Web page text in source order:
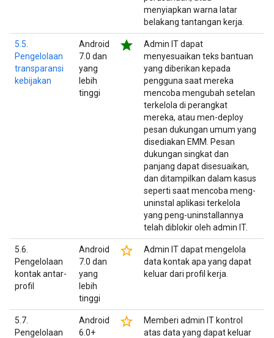
menyiapkan warna latar
belakang tantangan kerja.
5.5.
Pengelolaan
transparansi
kebijakan
Android
7.0 dan
yang
lebih
tinggi
star
Admin IT dapat
menyesuaikan teks bantuan
yang diberikan kepada
pengguna saat mereka
mencoba mengubah setelan
terkelola di perangkat
mereka, atau men-deploy
pesan dukungan umum yang
disediakan EMM. Pesan
dukungan singkat dan
panjang dapat disesuaikan,
dan ditampilkan dalam kasus
seperti saat mencoba meng-
uninstal aplikasi terkelola
yang peng-uninstallannya
telah diblokir oleh admin IT.
5.6.
Pengelolaan
kontak antar-
profil
Android
7.0 dan
yang
lebih
tinggi
star_border
Admin IT dapat mengelola
data kontak apa yang dapat
keluar dari profil kerja.
5.7.
Pengelolaan
Android
6.0+
star_border
Memberi admin IT kontrol
atas data yang dapat keluar